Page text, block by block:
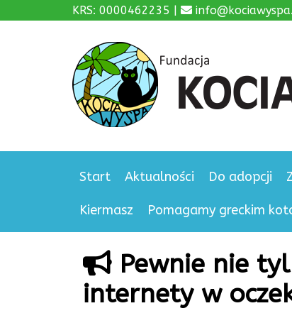
KRS: 0000462235 |
Start Aktualności Do adopcji
Kiermasz Pomagamy greckim
Pewnie nie
internety w